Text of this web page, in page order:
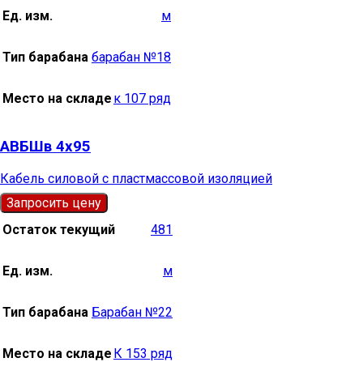
Ед. изм. м
Тип барабана барабан №18
Место на складе к 107 ряд
АВБШв 4х95
Кабель силовой с пластмассовой изоляцией
Запросить цену
Остаток текущий
481
Ед. изм. м
Тип барабана Барабан №22
Место на складе К 153 ряд